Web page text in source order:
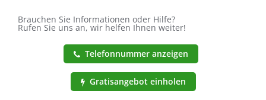
Brauchen Sie Informationen oder Hilfe?
Rufen Sie uns an, wir helfen Ihnen weiter!
Telefonnummer anzeigen
Gratisangebot einholen